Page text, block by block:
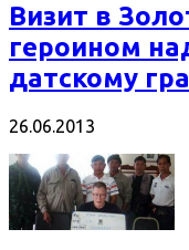
Визит в
героином
датскому
26.06.2013